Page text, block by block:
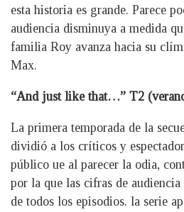
esta historia es grande. Parece
audiencia disminuya a medida
familia Roy avanza hacia su
Max.
“And just like that…” T2
La primera temporada de la
dividió a los críticos y
público ue al parecer la odia,
por la que las cifras de
de todos los episodios. la serie